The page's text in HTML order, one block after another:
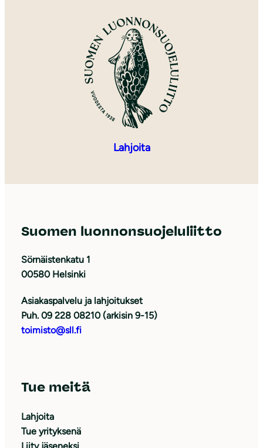
Lahjoita
Suomen luonnonsuojeluliitto
Sörnäistenkatu 1
00580 Helsinki
Asiakaspalvelu ja lahjoitukset
Puh. 09 228 08210 (arkisin 9-15)
toimisto@sll.fi
Tue meitä
Lahjoita
Tue yrityksenä